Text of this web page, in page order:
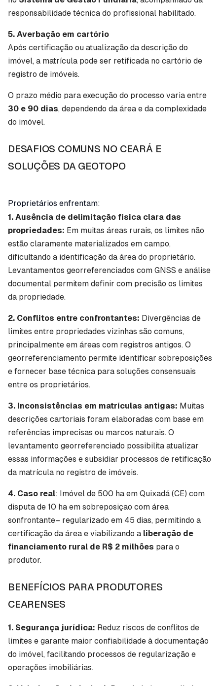
responsabilidade técnica do profissional habilitado.
5. Averbação em cartório
Após certificação ou atualização da descrição do
imóvel, a matrícula pode ser retificada no cartório de
registro de imóveis.
O prazo médio para execução do processo varia entre
30 e 90 dias, dependendo da área e da complexidade
do imóvel.
DESAFIOS COMUNS NO CEARÁ E
SOLUÇÕES DA GEOTOPO
Proprietários enfrentam:
1. Ausência de delimitação física clara das
propriedades: Em muitas áreas rurais, os limites não
estão claramente materializados em campo,
dificultando a identificação da área do proprietário.
Levantamentos georreferenciados com GNSS e análise
documental permitem definir com precisão os limites
da propriedade.
2. Conflitos entre confrontantes: Divergências de
limites entre propriedades vizinhas são comuns,
principalmente em áreas com registros antigos. O
georreferenciamento permite identificar sobreposições
e fornecer base técnica para soluções consensuais
entre os proprietários.
3. Inconsistências em matrículas antigas: Muitas
descrições cartoriais foram elaboradas com base em
referências imprecisas ou marcos naturais. O
levantamento georreferenciado possibilita atualizar
essas informações e subsidiar processos de retificação
da matrícula no registro de imóveis.
4. Caso real: Imóvel de 500 ha em Quixadá (CE) com
disputa de 10 ha em sobreposiçao com área
sonfrontante– regularizado em 45 dias, permitindo a
certificação da área e viabilizando a liberação de
financiamento rural de R$ 2 milhões para o
produtor.
BENEFÍCIOS PARA PRODUTORES
CEARENSES
1. Segurança jurídica: Reduz riscos de conflitos de
limites e garante maior confiabilidade à documentação
do imóvel, facilitando processos de regularização e
operações imobiliárias.